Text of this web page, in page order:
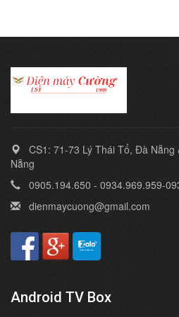
CS1: 71-73 Lý Thái Tổ, Đà
Nẵng
0905.194.650 - 0934.969.959-
dienmaycuong@gmail.com
Android TV Box